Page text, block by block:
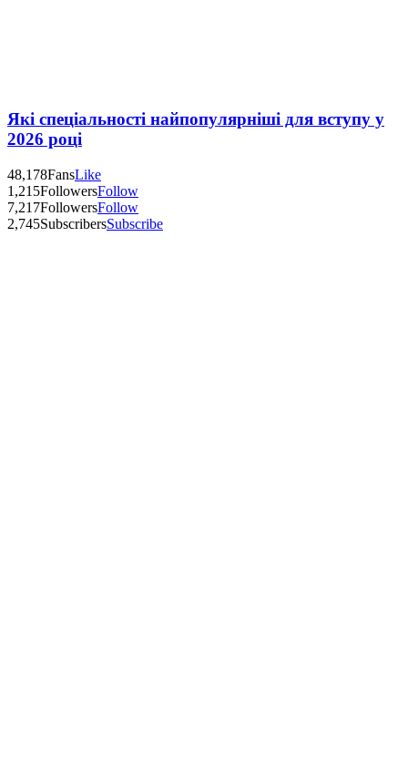
Які спеціальності найпопулярніші для вступу у
2026 році
48,178FansLike
1,215FollowersFollow
7,217FollowersFollow
2,745SubscribersSubscribe